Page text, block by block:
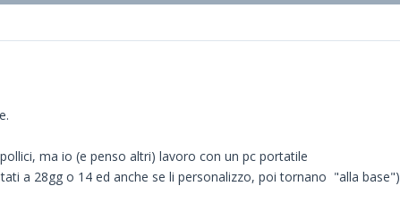
ma io (e penso altri) lavoro con un pc portatile
a 28gg o 14 ed anche se li personalizzo, poi tornano "alla base")